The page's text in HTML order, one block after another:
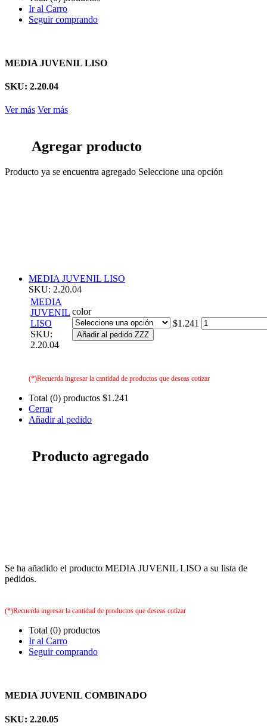
Ir al Carro
Seguir comprando
MEDIA JUVENIL LISO
SKU: 2.20.04
Ver más Ver más
Agregar producto
Producto ya se encuentra agregado Seleccione una opción
MEDIA JUVENIL LISO
SKU: 2.20.04
MEDIA
JUVENIL
LISO
SKU:
2.20.04
color
Añadir al pedido ZZZ
$1.241
(*)Recuerda ingresar la cantidad de productos que deseas cotizar
Total (0) productos $1.241
Cerrar
Añadir al pedido
Producto agregado
Se ha añadido el producto MEDIA JUVENIL LISO a su lista de
pedidos.
(*)Recuerda ingresar la cantidad de productos que deseas cotizar
Total (0) productos
Ir al Carro
Seguir comprando
MEDIA JUVENIL COMBINADO
SKU: 2.20.05